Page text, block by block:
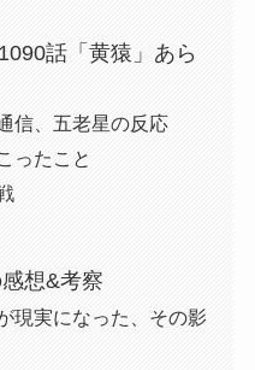
話「黄猿」あら
信、五老星の反応
ったこと
想&考察
現実になった、その影